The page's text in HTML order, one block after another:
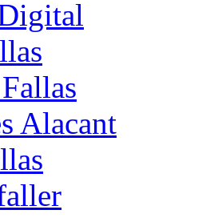
Alacant